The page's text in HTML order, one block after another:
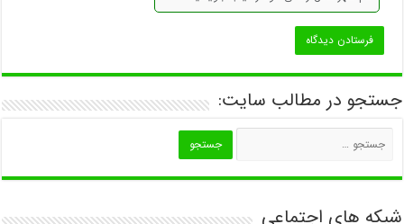
جستجو در مطالب سایت:
شبکه های اجتماعی